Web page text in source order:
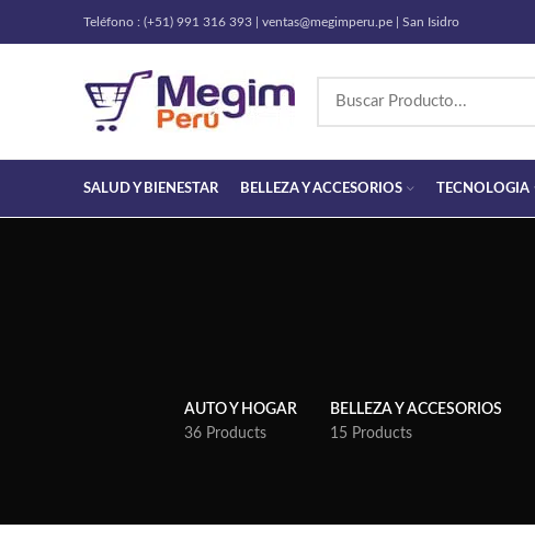
Teléfono : (+51) 991 316 393 | ventas@megimperu.pe | San Isidro
SALUD Y BIENESTAR BELLEZA Y ACCESORIOS TECNOLOGIA
AUTO Y HOGAR
36 Products
BELLEZA Y ACCESORIOS
15 Products